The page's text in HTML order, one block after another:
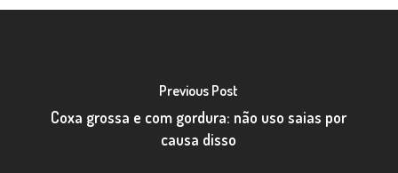
Previous Post
Coxa grossa e com gordura: não uso saias por
causa disso